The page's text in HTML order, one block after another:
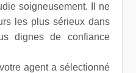
soigneusement. Il ne
les plus sérieux dans
dignes de confiance
agent a sélectionné